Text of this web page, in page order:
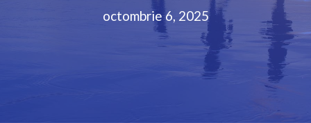
octombrie 6, 2025